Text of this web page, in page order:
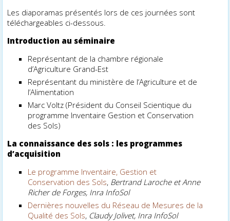
Les diaporamas présentés lors de ces journées sont
téléchargeables ci-dessous.
Introduction au séminaire
Représentant de la chambre régionale
d’Agriculture Grand-Est
Représentant du ministère de l‘Agriculture et de
l’Alimentation
Marc Voltz (Président du Conseil Scientifique du
programme Inventaire Gestion et Conservation
des Sols)
La connaissance des sols : les programmes
d’acquisition
Le programme Inventaire, Gestion et
Conservation des Sols, Bertrand Laroche et Anne
Richer de Forges, Inra InfoSol
Dernières nouvelles du Réseau de Mesures de la
Qualité des Sols, Claudy Jolivet, Inra InfoSol